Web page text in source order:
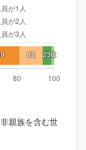
親族を含む世